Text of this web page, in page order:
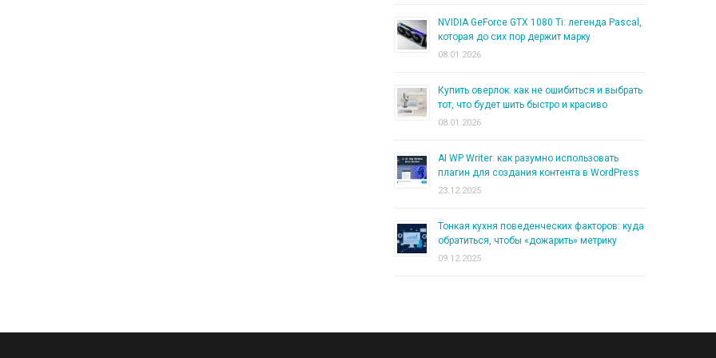
NVIDIA GeForce GTX 1080 Ti: легенда Pascal,
которая до сих пор держит марку
08.01.2026
Купить оверлок: как не ошибиться и выбрать
тот, что будет шить быстро и красиво
08.01.2026
AI WP Writer: как разумно использовать
плагин для создания контента в WordPress
23.12.2025
Тонкая кухня поведенческих факторов: куда
обратиться, чтобы «дожарить» метрику
09.12.2025